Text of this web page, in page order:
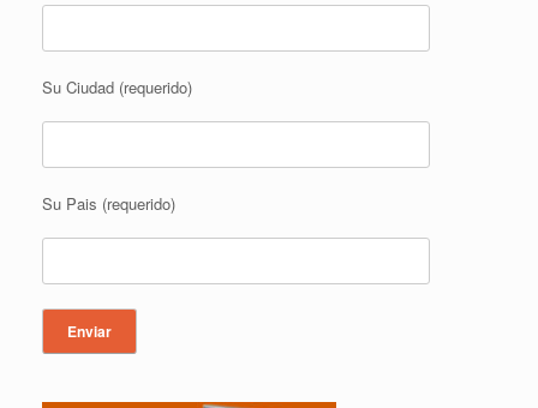
Su Ciudad (requerido)
Su Pais (requerido)